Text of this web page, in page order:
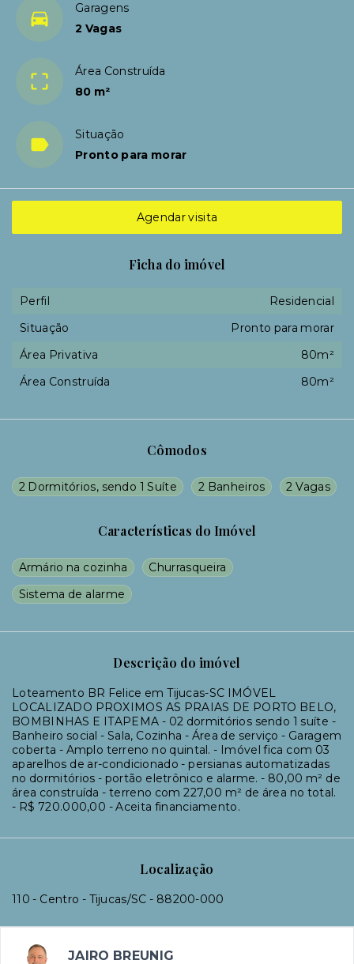
Garagens
2 Vagas
Área Construída
80 m²
Situação
Pronto para morar
Cômodos
2 Dormitórios, sendo 1 Suíte 2 Banheiros 2 Vagas
Características do Imóvel
Armário na cozinha
Churrasqueira
Sistema de alarme
Descrição do imóvel
Loteamento BR Felice em Tijucas-SC IMÓVEL
LOCALIZADO PROXIMOS AS PRAIAS DE PORTO BELO,
BOMBINHAS E ITAPEMA - 02 dormitórios sendo 1 suíte -
Banheiro social - Sala, Cozinha - Área de serviço - Garagem
coberta - Amplo terreno no quintal. - Imóvel fica com 03
aparelhos de ar-condicionado - persianas automatizadas
no dormitórios - portão eletrônico e alarme. - 80,00 m² de
área construída - terreno com 227,00 m² de área no total.
- R$ 720.000,00 - Aceita financiamento.
Localização
110 - Centro - Tijucas/SC - 88200-000
Agendar visita
Ficha do imóvel
Perfil
Residencial
Situação
Pronto para morar
Área Privativa
80m²
Área Construída
80m²
JAIRO BREUNIG